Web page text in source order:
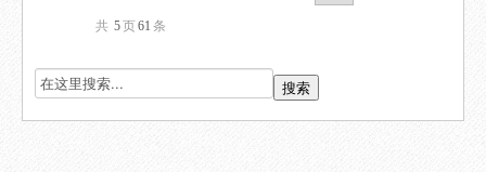
共 5页61 条